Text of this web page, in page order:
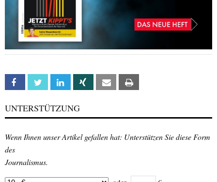
Facebook Twitter Linkedin Xing Email
UNTERSTÜTZUNG
Wenn Ihnen unser Artikel gefallen hat: Unterstützen Sie diese Form
des
Journalismus.